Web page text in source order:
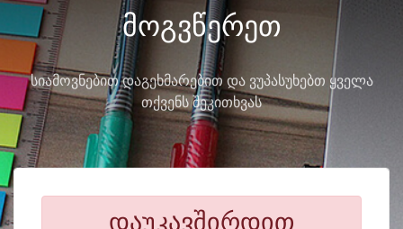
მოგვწერეთ
სიამოვნებით დაგეხმარებით და ვუპასუხებთ ყველა
თქვენს შეკითხვას
დაუკავშირდით